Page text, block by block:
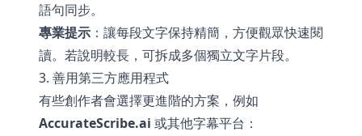
語句同步。
專業提示 ：讓每段文字保持精簡，方便觀眾快速閱
讀。若說明較長，可拆成多個獨立文字片段。
3. 善用第三方應用程式
有些創作者會選擇更進階的方案，例如
AccurateScribe.ai 或其他字幕平台：